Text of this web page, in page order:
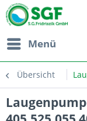
Menü
Übersicht